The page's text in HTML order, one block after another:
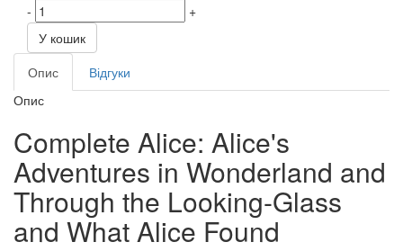
-
+
У кошик
Опис
Відгуки
Опис
Complete Alice: Alice's
Adventures in Wonderland and
Through the Looking-Glass
and What Alice Found